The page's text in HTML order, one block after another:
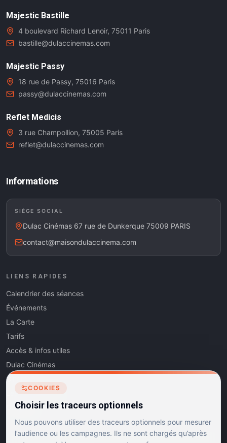
Majestic Bastille
4 boulevard Richard Lenoir, 75011 Paris
bastille@dulaccinemas.com
Majestic Passy
18 rue de Passy, 75016 Paris
passy@dulaccinemas.com
Reflet Medicis
3 rue Champollion, 75005 Paris
reflet@dulaccinemas.com
Informations
SIÈGE SOCIAL
Dulac Cinémas 67 rue de Dunkerque 75009 PARIS
contact@maisondulaccinema.com
LIENS RAPIDES
Calendrier des séances
Événements
La Carte
Tarifs
Accès & infos utiles
Dulac Cinémas
Cinéma5
Les Dits de l'Art
Contact
COOKIES
Choisir les traceurs optionnels
Nous pouvons utiliser des traceurs optionnels pour mesurer
l’audience ou les campagnes. Ils ne sont chargés qu’après